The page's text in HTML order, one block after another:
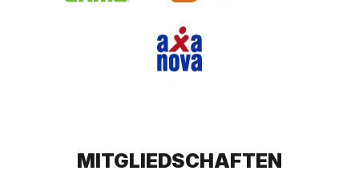
MITGLIEDSCHAFTEN